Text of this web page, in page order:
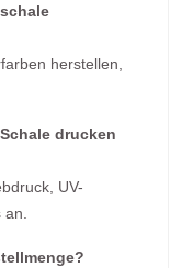
herstellen,
drucken
UV-